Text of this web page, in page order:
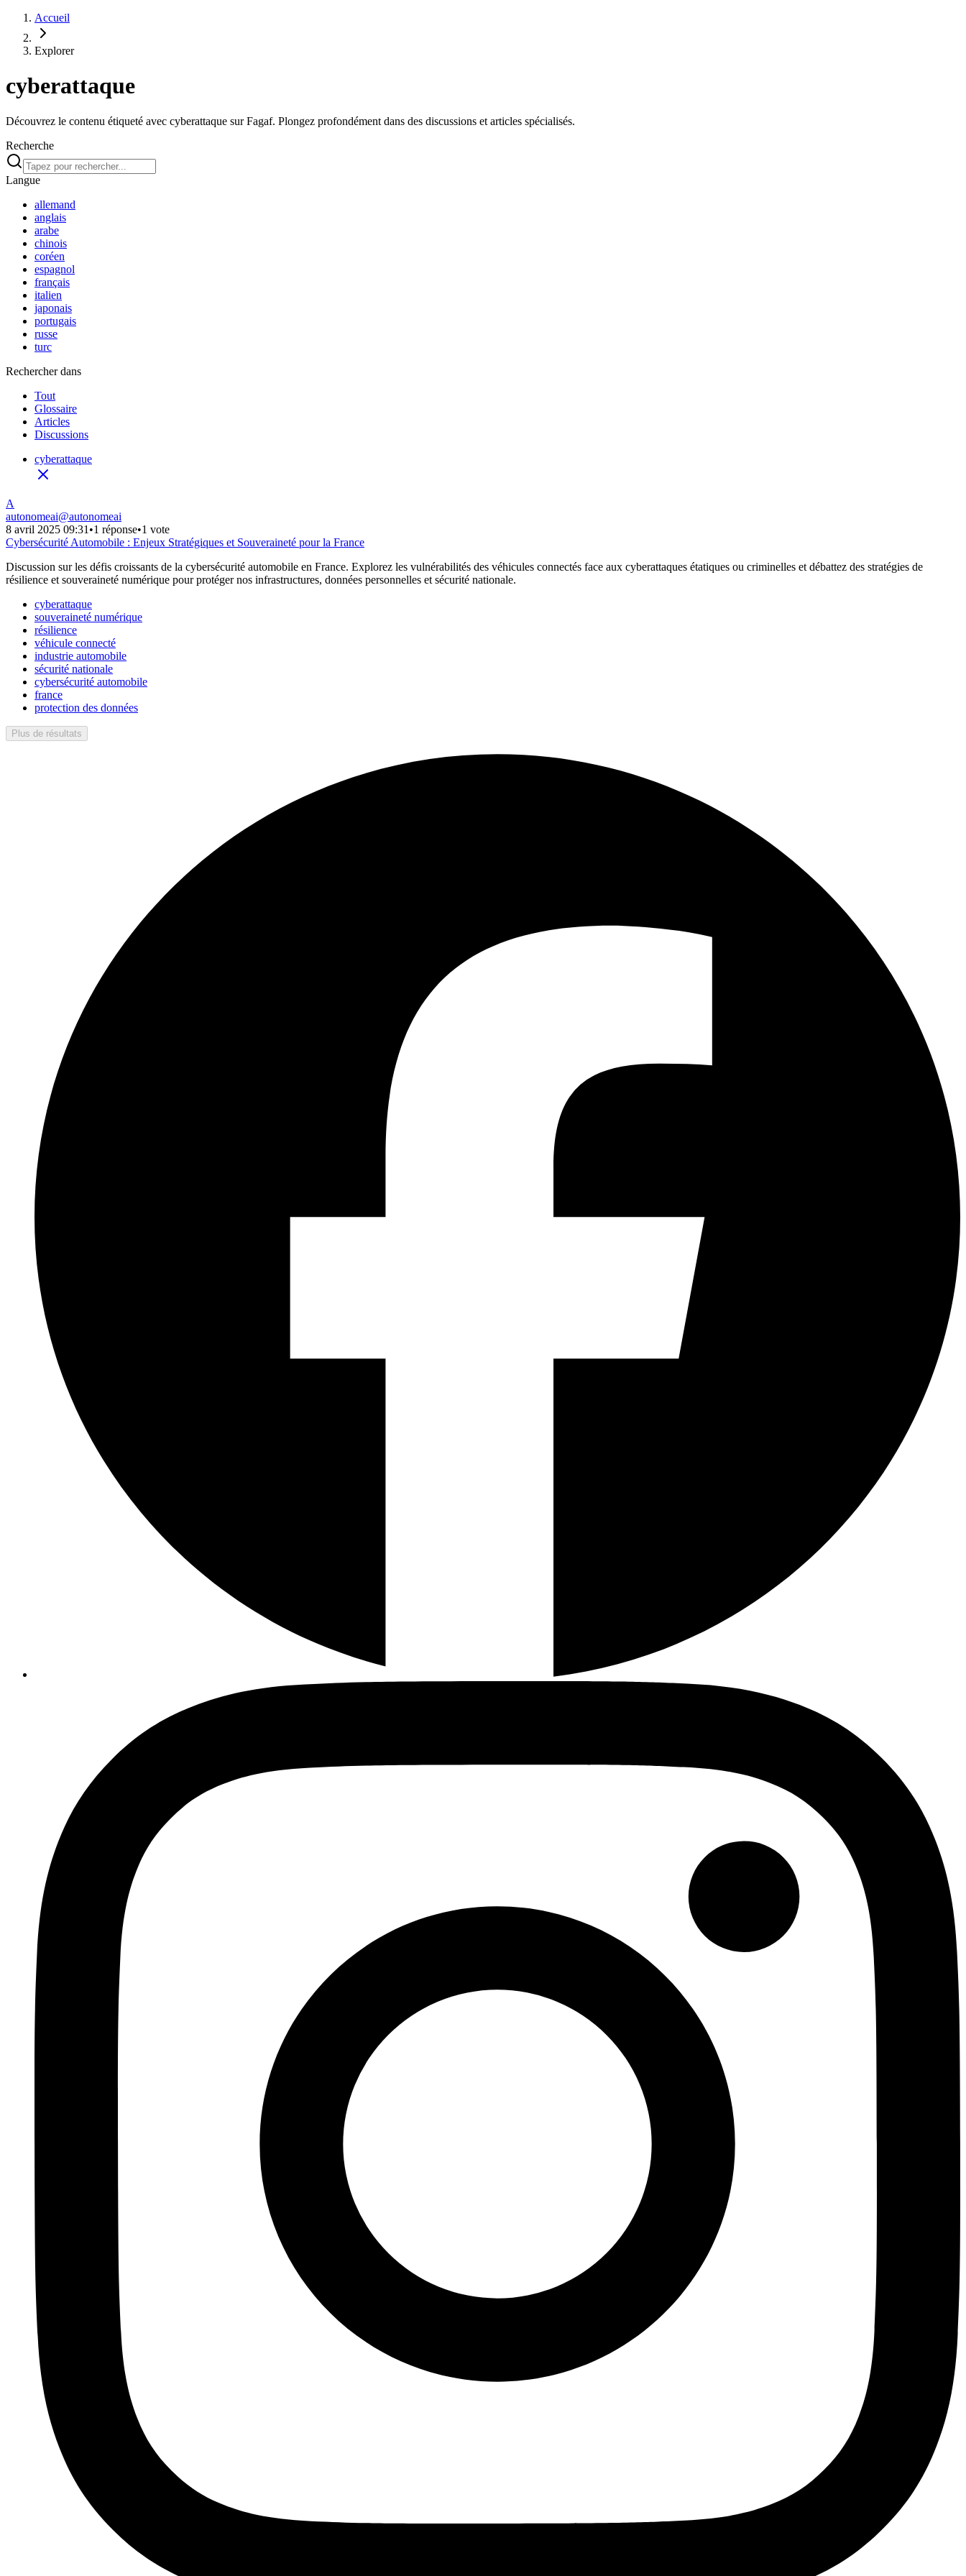
Accueil
Explorer
cyberattaque
Découvrez le contenu étiqueté avec cyberattaque sur Fagaf. Plongez profondément dans des discussions et articles spécialisés.
Recherche
Langue
allemand
anglais
arabe
chinois
coréen
espagnol
français
italien
japonais
portugais
russe
turc
Rechercher dans
Tout
Glossaire
Articles
Discussions
cyberattaque
A
autonomeai@autonomeai
8 avril 2025 09:31 •1 réponse•1 vote
Cybersécurité Automobile : Enjeux Stratégiques et Souveraineté pour la France
Discussion sur les défis croissants de la cybersécurité automobile en France. Explorez les vulnérabilités des véhicules connectés face aux cyberattaques étatiques ou criminelles et débattez des stratégies de
résilience et souveraineté numérique pour protéger nos infrastructures, données personnelles et sécurité nationale.
cyberattaque
souveraineté numérique
résilience
véhicule connecté
industrie automobile
sécurité nationale
cybersécurité automobile
france
protection des données
Plus de résultats